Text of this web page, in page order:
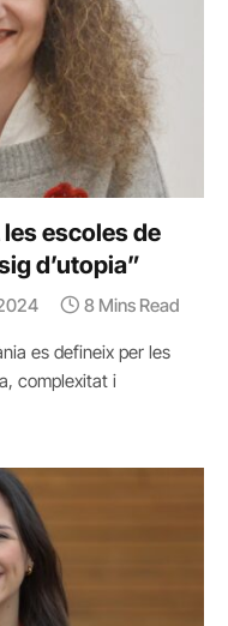
escoles de
d’utopia”
8 Mins Read
es defineix per les
complexitat i